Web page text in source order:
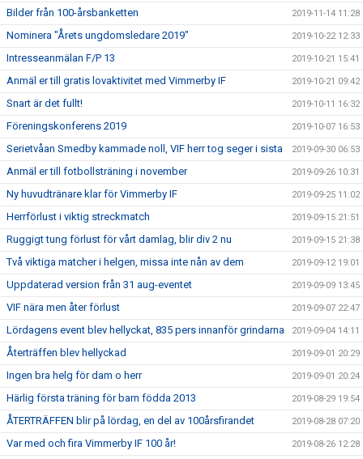
Bilder från 100-årsbanketten 2019-11-14 11:28
Nominera "Årets ungdomsledare 2019" 2019-10-22 12:33
Intresseanmälan F/P 13 2019-10-21 15:41
Anmäl er till gratis lovaktivitet med Vimmerby IF 2019-10-21 09:42
Snart är det fullt! 2019-10-11 16:32
Föreningskonferens 2019 2019-10-07 16:53
Serietvåan Smedby kammade noll, VIF herr tog seger i sista 2019-09-30 06:53
Anmäl er till fotbollsträning i november 2019-09-26 10:31
Ny huvudtränare klar för Vimmerby IF 2019-09-25 11:02
Herrförlust i viktig streckmatch 2019-09-15 21:51
Ruggigt tung förlust för vårt damlag, blir div 2 nu 2019-09-15 21:38
Två viktiga matcher i helgen, missa inte nån av dem 2019-09-12 19:01
Uppdaterad version från 31 aug-eventet 2019-09-09 13:45
VIF nära men åter förlust 2019-09-07 22:47
Lördagens event blev hellyckat, 835 pers innanför grindarna 2019-09-04 14:11
Återträffen blev hellyckad 2019-09-01 20:29
Ingen bra helg för dam o herr 2019-09-01 20:24
Härlig första träning för barn födda 2013 2019-08-29 19:54
ÅTERTRÄFFEN blir på lördag, en del av 100årsfirandet 2019-08-28 07:20
Var med och fira Vimmerby IF 100 år! 2019-08-26 12:28